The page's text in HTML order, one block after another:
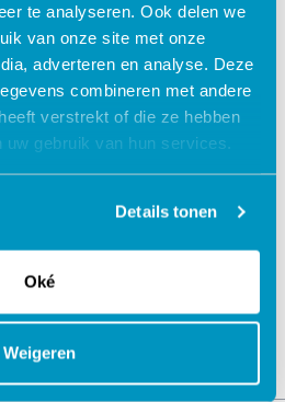
te analyseren. Ook delen we
van onze site met onze
adverteren en analyse. Deze
combineren met andere
verstrekt of die ze hebben
gebruik van hun services.
Details tonen
Oké
Weigeren
in de cloud